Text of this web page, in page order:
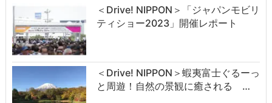
＜Drive! NIPPON＞「ジャパンモビリ
ティショー2023」開催レポート
＜Drive! NIPPON＞蝦夷富士ぐるーっ
と周遊！自然の景観に癒される …